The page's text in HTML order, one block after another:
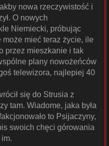
nowa rzeczywistość i
O nowych
Niemiecki, próbując
mieć teraz życie, ile
przez mieszkanie i tak
plany nowożeńców
telewizora, najlepiej 40
się do Strusia z
tam. Wiadome, jaka była
to Psijaczyny,
swoich chęci górowania